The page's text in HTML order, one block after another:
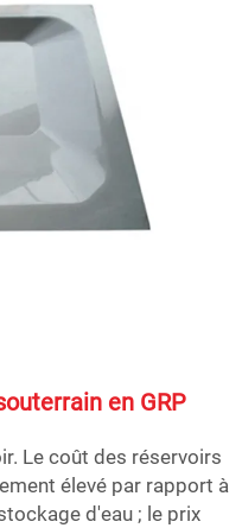
en GRP
Le coût des réservoirs
élevé par rapport à
d'eau ; le prix